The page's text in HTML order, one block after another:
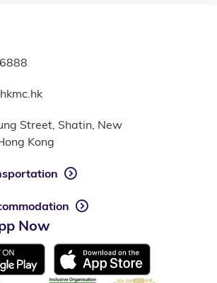
Street, Shatin, New
Kong
Now